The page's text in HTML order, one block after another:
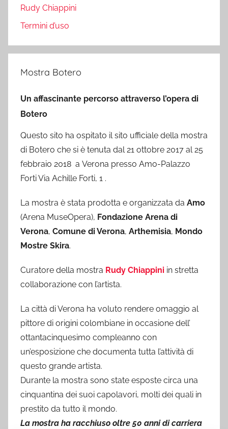
Rudy Chiappini
Termini d’uso
Mostra Botero
Un affascinante percorso attraverso l’opera di
Botero
Questo sito ha ospitato il sito ufficiale della mostra
di Botero che si è tenuta dal 21 ottobre 2017 al 25
febbraio 2018 a Verona presso Amo-Palazzo
Forti Via Achille Forti, 1 .
La mostra è stata prodotta e organizzata da Amo
(Arena MuseOpera), Fondazione Arena di
Verona, Comune di Verona, Arthemisia, Mondo
Mostre Skira.
Curatore della mostra Rudy Chiappini in stretta
collaborazione con l’artista.
La città di Verona ha voluto rendere omaggio al
pittore di origini colombiane in occasione dell’
ottantacinquesimo compleanno con
un’esposizione che documenta tutta l’attività di
questo grande artista.
Durante la mostra sono state esposte circa una
cinquantina dei suoi capolavori, molti dei quali in
prestito da tutto il mondo.
La mostra ha racchiuso oltre 50 anni di carriera